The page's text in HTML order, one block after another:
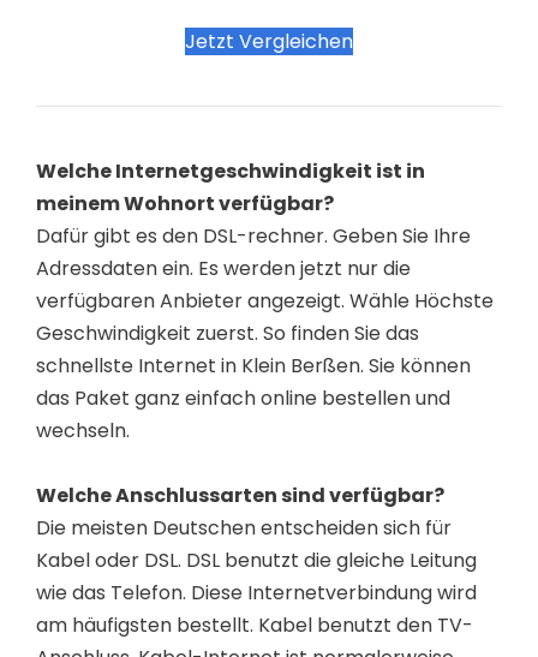
Jetzt Vergleichen
Welche Internetgeschwindigkeit ist in
meinem Wohnort verfügbar?
Dafür gibt es den DSL-rechner. Geben Sie Ihre
Adressdaten ein. Es werden jetzt nur die
verfügbaren Anbieter angezeigt. Wähle Höchste
Geschwindigkeit zuerst. So finden Sie das
schnellste Internet in Klein Berßen. Sie können
das Paket ganz einfach online bestellen und
wechseln.
Welche Anschlussarten sind verfügbar?
Die meisten Deutschen entscheiden sich für
Kabel oder DSL. DSL benutzt die gleiche Leitung
wie das Telefon. Diese Internetverbindung wird
am häufigsten bestellt. Kabel benutzt den TV-